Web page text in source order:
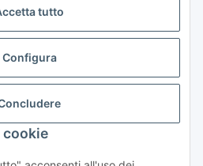
tutto
Configura
cookie